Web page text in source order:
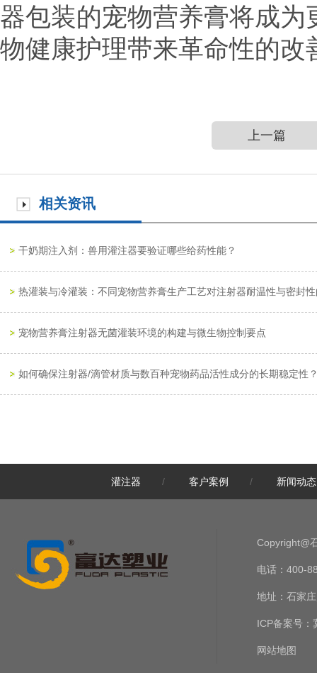
器包装的宠物营养膏将成
物健康护理带来革命性的改
上一篇
相关资讯
干奶期注入剂：兽用灌注器要验证哪些给药性能？
热灌装与冷灌装：不同宠物营养膏生产工艺对注射器耐温性与密封
宠物营养膏注射器无菌灌装环境的构建与微生物控制要点
如何确保注射器/滴管材质与数百种宠物药品活性成分的长期稳定性
精准喂养新时代：预灌封注射器如何重塑宠物营养膏体验
解析药品级宠物营养膏的原料纯度与杂质控制体系
2026年宠物药品注册新规解读：二类新兽药审批趋势与重点方向
宠物营养补充的下一个风口？精准喂养技术正在重塑行业标准
灌注器 / 客户案例 / 新闻动态
Copyright@
电话：400-
地址：石家
ICP备案号：
网站地图